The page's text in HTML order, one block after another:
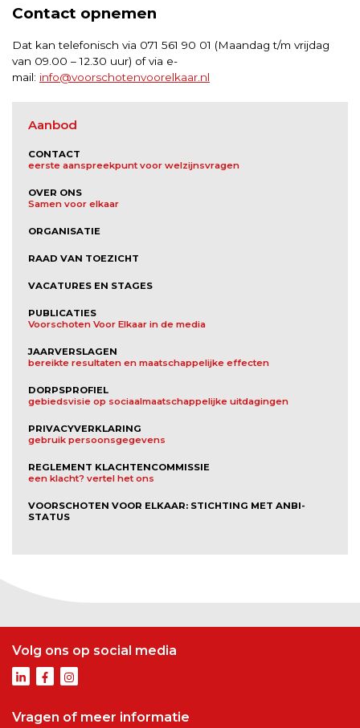
Contact opnemen
Dat kan telefonisch via 071 561 90 01 (Maandag t/m vrijdag
van 09.00 – 12.30 uur) of via e-
mail: info@voorschotenvoorelkaar.nl
Aanbod
CONTACT
eerste aanspreekpunt voor welzijnsvragen
OVER ONS
Samen voor elkaar
ORGANISATIE
RAAD VAN TOEZICHT
VACATURES EN STAGES
PUBLICATIES
Voorschoten Voor Elkaar in de media
JAARVERSLAGEN
bereikte resultaten en maatschappelijke effecten
DORPSPROFIEL
gebiedsvisie op sociaalmaatschappelijke uitdagingen
PRIVACYVERKLARING
gebruik persoonsgegevens
REGLEMENT KLACHTENCOMMISSIE
een klacht? vertel het ons
VOORSCHOTEN VOOR ELKAAR: STICHTING MET ANBI-
STATUS
Volg ons op social media
Vragen of meer informatie